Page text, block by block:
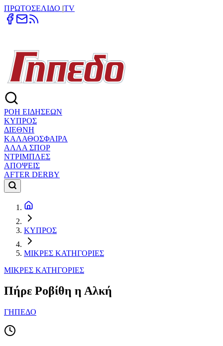
ΠΡΩΤΟΣΕΛΙΔΟ |TV
ΡΟΗ ΕΙΔΗΣΕΩΝ
ΚΥΠΡΟΣ
ΔΙΕΘΝΗ
ΚΑΛΑΘΟΣΦΑΙΡΑ
ΑΛΛΑ ΣΠΟΡ
ΝΤΡΙΜΠΛΕΣ
ΑΠΟΨΕΙΣ
AFTER DERBY
ΚΥΠΡΟΣ
ΜΙΚΡΕΣ ΚΑΤΗΓΟΡΙΕΣ
ΜΙΚΡΕΣ ΚΑΤΗΓΟΡΙΕΣ
Πήρε Ροβίθη η Αλκή
ΓΗΠΕΔΟ